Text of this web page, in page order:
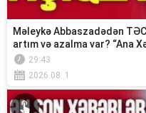
Məleykə Abbaszadədən
artım və azalma var? “Ana
29:43
2026.08. 1